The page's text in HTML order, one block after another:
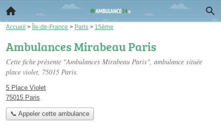
Accueil > Île-de-France > Paris > 15ème
Ambulances Mirabeau Paris
Cette fiche présente "Ambulances Mirabeau Paris", ambulance située
place violet, 75015 Paris.
5 Place Violet
75015 Paris
📞 Appeler cette ambulance